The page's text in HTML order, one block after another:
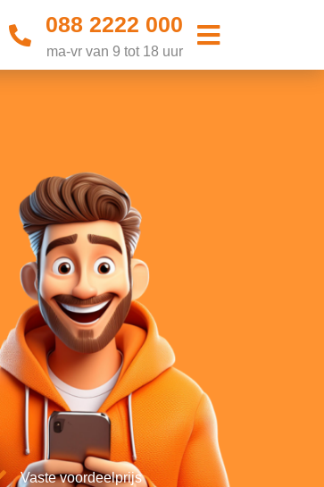
088 2222 000
ma-vr van 9 tot 18 uur
Vaste voordeelprijs